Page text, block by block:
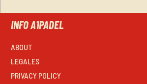
INFO A1PADEL
ABOUT
LEGALES
PRIVACY POLICY